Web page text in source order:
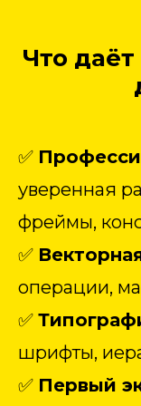
Что
✅
уверенная
фреймы,
✅
операции,
✅
шрифты,
✅ Первый